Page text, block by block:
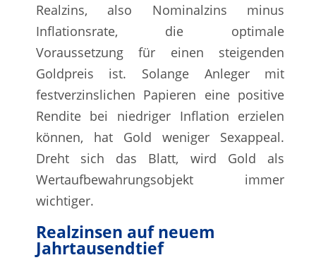
Realzins, also Nominalzins minus
Inflationsrate, die optimale
Voraussetzung für einen steigenden
Goldpreis ist. Solange Anleger mit
festverzinslichen Papieren eine positive
Rendite bei niedriger Inflation erzielen
können, hat Gold weniger Sexappeal.
Dreht sich das Blatt, wird Gold als
Wertaufbewahrungsobjekt immer
wichtiger.
Realzinsen auf neuem
Jahrtausendtief